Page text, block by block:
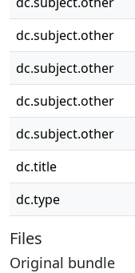
dc.subject.other
dc.subject.other
dc.subject.other
dc.subject.other
dc.title
dc.type
Files
Original bundle